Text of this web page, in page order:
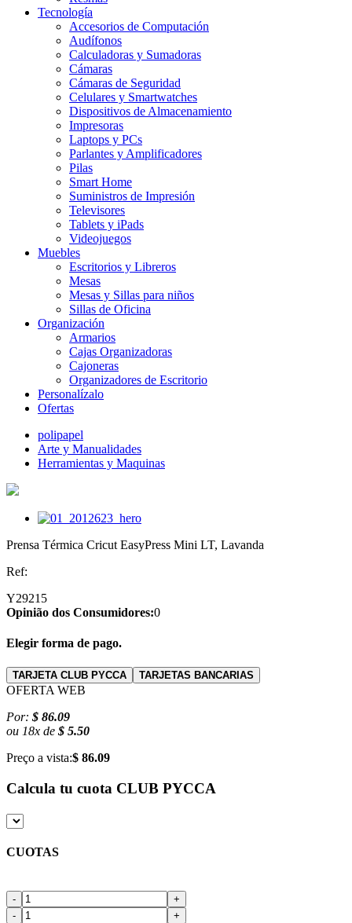
Tecnología
Accesorios de Computación
Audífonos
Calculadoras y Sumadoras
Cámaras
Cámaras de Seguridad
Celulares y Smartwatches
Dispositivos de Almacenamiento
Impresoras
Laptops y PCs
Parlantes y Amplificadores
Pilas
Smart Home
Suministros de Impresión
Televisores
Tablets y iPads
Videojuegos
Muebles
Escritorios y Libreros
Mesas
Mesas y Sillas para niños
Sillas de Oficina
Organización
Armarios
Cajas Organizadoras
Cajoneras
Organizadores de Escritorio
Personalízalo
Ofertas
polipapel
Arte y Manualidades
Herramientas y Maquinas
Prensa Térmica Cricut EasyPress Mini LT, Lavanda
Ref:
Y29215
Opinião dos Consumidores:0
Elegir forma de pago.
TARJETA CLUB PYCCA TARJETAS BANCARIAS
OFERTA WEB
Por: $ 86.09
ou 18x de $ 5.50
Preço a vista:$ 86.09
Calcula tu cuota CLUB PYCCA
CUOTAS
-
+
-
+